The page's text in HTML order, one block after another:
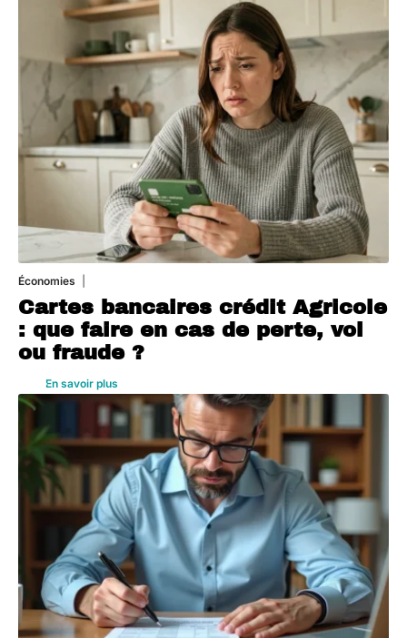
Économies
Cartes bancaires crédit Agricole
: que faire en cas de perte, vol
ou fraude ?
En savoir plus